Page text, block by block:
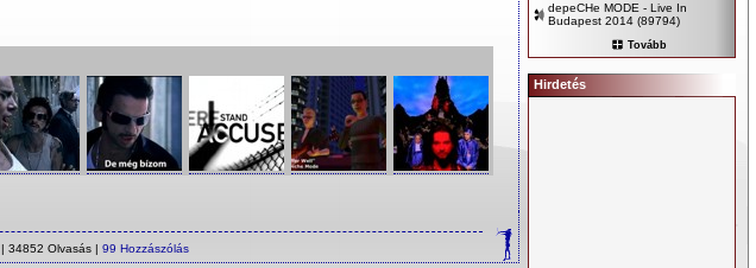
| 34852 Olvasás | 99 Hozzászólás
depeCHe MODE - Live In
Budapest 2014 (89794)
Tovább
Hirdetés